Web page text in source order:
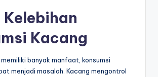
Kelebihan
Kacang
banyak manfaat, konsumsi
menjadi masalah. Kacang mengontrol